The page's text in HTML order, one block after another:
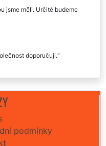
jsme měli. Určitě budeme
doporučuji.
podmínky